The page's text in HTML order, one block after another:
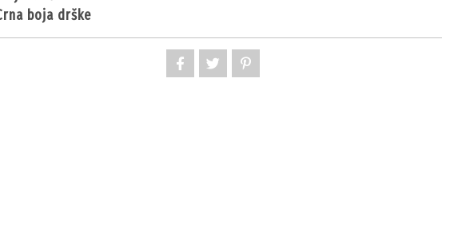
crna boja drške